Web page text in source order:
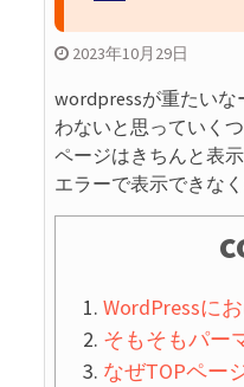
2023年10月29日
wordpressが重たい
わないと思っていく
ページはきちんと表
エラーで表示できな
WordPressに
そもそもパー
なぜTOPペー